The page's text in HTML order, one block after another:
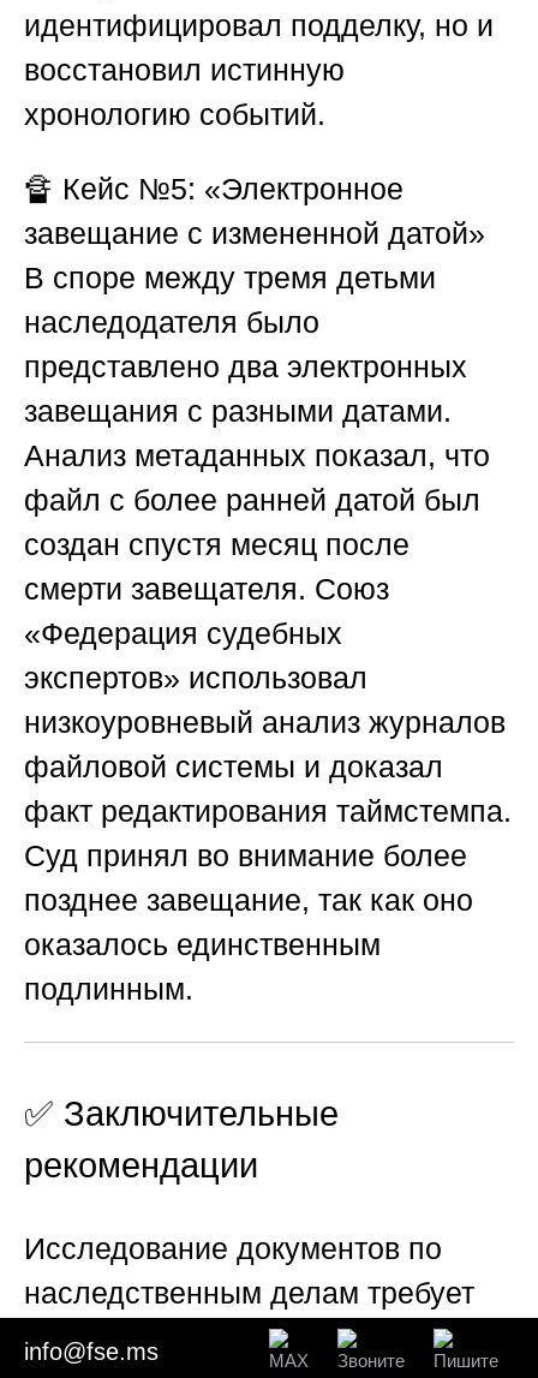
идентифицировал подделку, но и
восстановил истинную
хронологию событий.
🔏 Кейс №5: «Электронное
завещание с измененной датой»
В споре между тремя детьми
наследодателя было
представлено два электронных
завещания с разными датами.
Анализ метаданных показал, что
файл с более ранней датой был
создан спустя месяц после
смерти завещателя. Союз
«Федерация судебных
экспертов» использовал
низкоуровневый анализ журналов
файловой системы и доказал
факт редактирования таймстемпа.
Суд принял во внимание более
позднее завещание, так как оно
оказалось единственным
подлинным.
✅ Заключительные
рекомендации
Исследование документов по
наследственным делам требует
высочайшей квалификации и
info@fse.ms